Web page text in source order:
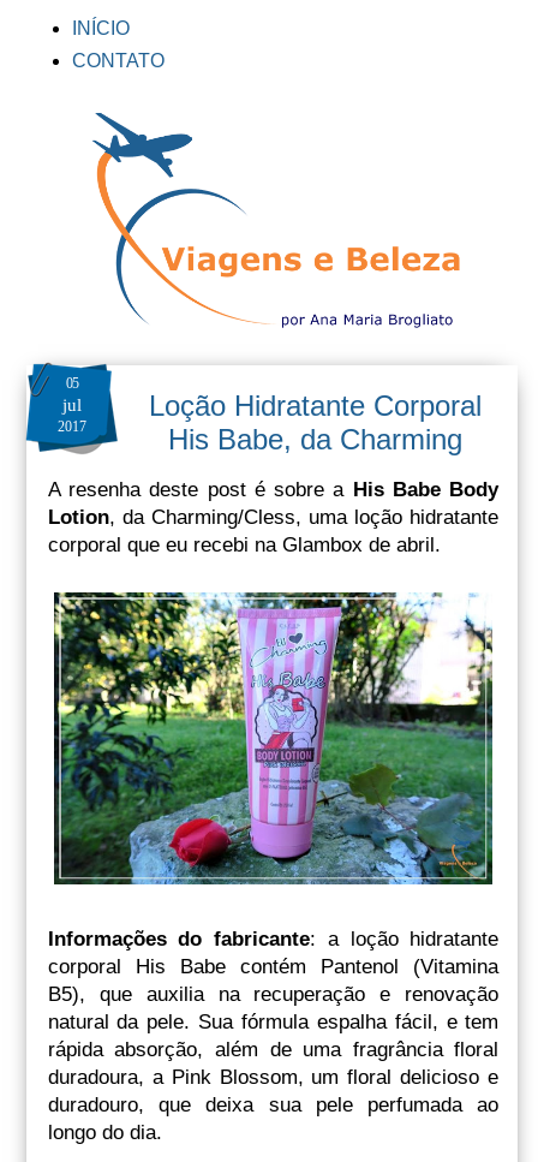
INÍCIO
CONTATO
05
jul
2017
Loção Hidratante Corporal
His Babe, da Charming
A resenha deste post é sobre a His Babe Body
Lotion, da Charming/Cless, uma loção hidratante
corporal que eu recebi na Glambox de abril.
Informações do fabricante: a loção hidratante
corporal His Babe contém Pantenol (Vitamina
B5), que auxilia na recuperação e renovação
natural da pele. Sua fórmula espalha fácil, e tem
rápida absorção, além de uma fragrância floral
duradoura, a Pink Blossom, um floral delicioso e
duradouro, que deixa sua pele perfumada ao
longo do dia.